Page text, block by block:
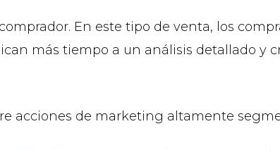
En este tipo de venta, los
más tiempo a un análisis detallado y
acciones de marketing altamente